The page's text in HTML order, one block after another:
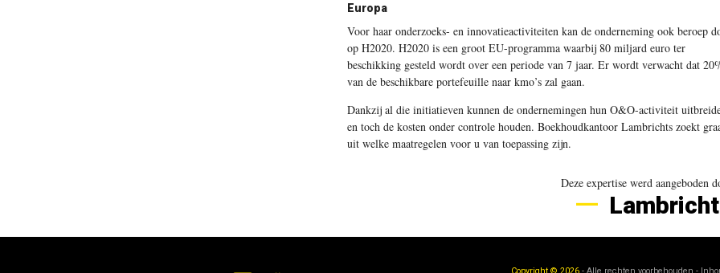
Europa
Voor haar onderzoeks- en innovatieactiviteiten kan de onderneming ook beroep
op H2020. H2020 is een groot EU-programma waarbij 80 miljard euro ter
beschikking gesteld wordt over een periode van 7 jaar. Er wordt verwacht dat
van de beschikbare portefeuille naar kmo’s zal gaan.
Dankzij al die initiatieven kunnen de ondernemingen hun O&O-activiteit
en toch de kosten onder controle houden. Boekhoudkantoor Lambrichts zoekt
uit welke maatregelen voor u van toepassing zijn.
Deze expertise werd aangeboden